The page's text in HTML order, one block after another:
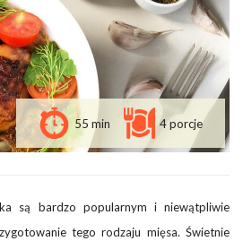
są bardzo popularnym i niewątpliwie
tego rodzaju mięsa. Świetnie
55 min 4 porcje